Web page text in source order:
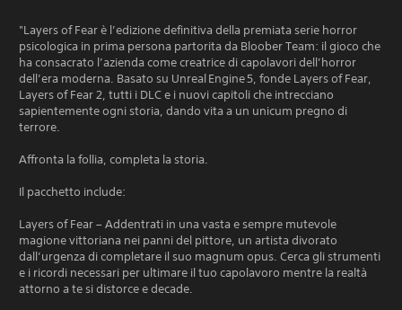
"Layers of Fear è l’edizione definitiva della premiata serie horror
psicologica in prima persona partorita da Bloober Team: il gioco che
ha consacrato l’azienda come creatrice di capolavori dell’horror
dell’era moderna. Basato su Unreal Engine 5, fonde Layers of Fear,
Layers of Fear 2, tutti i DLC e i nuovi capitoli che intrecciano
sapientemente ogni storia, dando vita a un unicum pregno di
terrore.
Affronta la follia, completa la storia.
Il pacchetto include:
Layers of Fear – Addentrati in una vasta e sempre mutevole
magione vittoriana nei panni del pittore, un artista divorato
dall’urgenza di completare il suo magnum opus. Cerca gli strumenti
e i ricordi necessari per ultimare il tuo capolavoro mentre la realtà
attorno a te si distorce e decade.